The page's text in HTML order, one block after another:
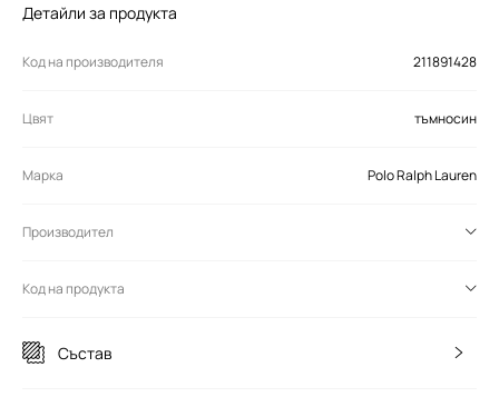
Детайли за продукта
Код на производителя 211891428
Цвят тъмносин
Марка Polo Ralph Lauren
Производител
Код на продукта
Състав